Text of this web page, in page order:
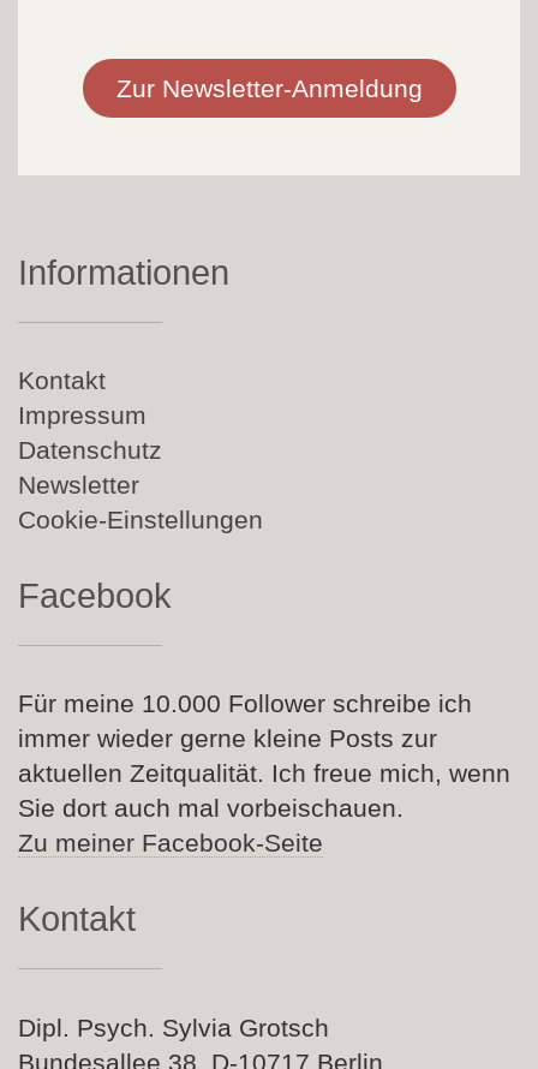
Zur Newsletter-Anmeldung
Informationen
Navigation
überspringen
Kontakt
Impressum
Datenschutz
Newsletter
Cookie-Einstellungen
Facebook
Für meine 10.000 Follower schreibe ich
immer wieder gerne kleine Posts zur
aktuellen Zeitqualität. Ich freue mich, wenn
Sie dort auch mal vorbeischauen.
Zu meiner Facebook-Seite
Kontakt
Dipl. Psych. Sylvia Grotsch
Bundesallee 38 D-10717 Berlin